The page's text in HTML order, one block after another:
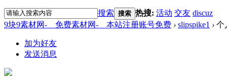
搜索 搜索 热搜: 活动 交友 discuz
9块9素材网-＿免费素材网-＿本站注册账号免费 › slipspike1 › 个
加为好友
发送消息